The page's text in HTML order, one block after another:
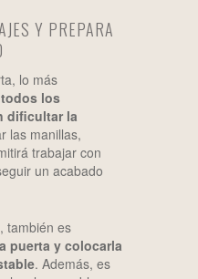
Y PREPARA
lo más
los
dificultar la
las manillas,
trabajar con
un acabado
también es
puerta y colocarla
. Además, es